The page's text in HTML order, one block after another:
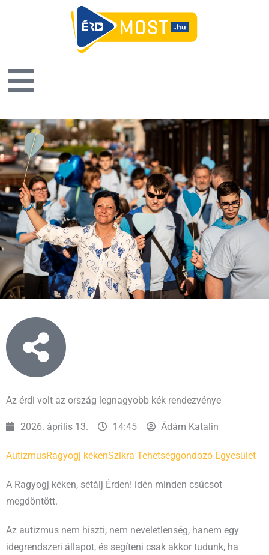
Az érdi volt az ország legnagyobb kék rendezvénye
2026. április 13. 14:45 Ádám Katalin
AutizmusRagyogj kékenSzikra Tehetséggondozó Egyesület
A Ragyogj kéken, sétálj Érden! idén minden csúcsot
megdöntött.
Az autizmus nem hiszti, nem neveletlenség, hanem egy
idegrendszeri állapot, és segíteni csak akkor tudunk, ha